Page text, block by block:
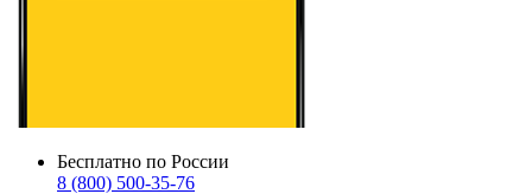
Бесплатно по России
8 (800) 500-35-76